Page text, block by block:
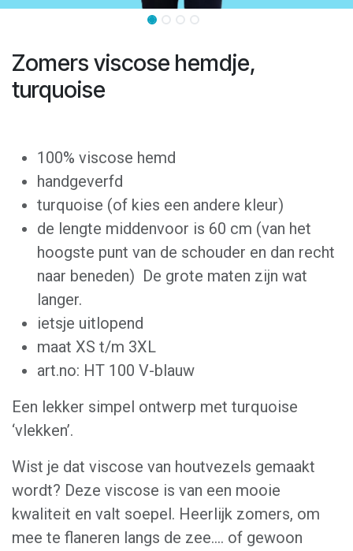
Zomers viscose hemdje,
turquoise
100% viscose hemd
handgeverfd
turquoise (of kies een andere kleur)
de lengte middenvoor is 60 cm (van het
hoogste punt van de schouder en dan recht
naar beneden) De grote maten zijn wat
langer.
ietsje uitlopend
maat XS t/m 3XL
art.no: HT 100 V-blauw
Een lekker simpel ontwerp met turquoise
‘vlekken’.
Wist je dat viscose van houtvezels gemaakt
wordt? Deze viscose is van een mooie
kwaliteit en valt soepel. Heerlijk zomers, om
mee te flaneren langs de zee.... of gewoon